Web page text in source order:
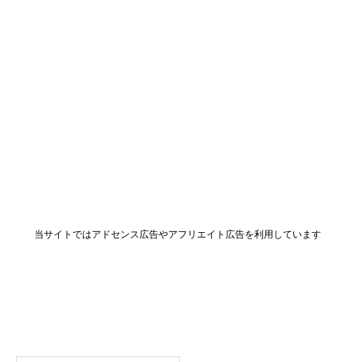
当サイトではアドセンス広告やアフリエイト広告を利用しています